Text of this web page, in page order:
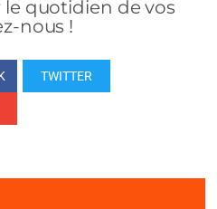
quotidien de vos
nous !
TWITTER